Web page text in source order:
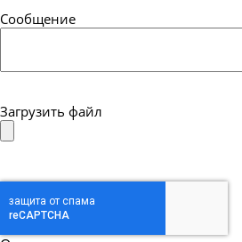
Сообщение
Загрузить файл